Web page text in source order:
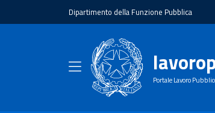
Dipartimento della Funzione Pubblica
Portale Lavoro